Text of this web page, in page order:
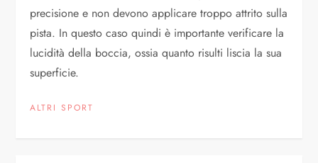
precisione e non devono applicare troppo attrito sulla
pista. In questo caso quindi è importante verificare la
lucidità della boccia, ossia quanto risulti liscia la sua
superficie.
ALTRI SPORT